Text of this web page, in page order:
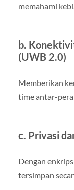
memahami
b.
(UWB 2.0)
Memberikan
time antar-
c. Privasi
Dengan
tersimpan